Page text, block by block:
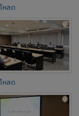
หลด
หลด